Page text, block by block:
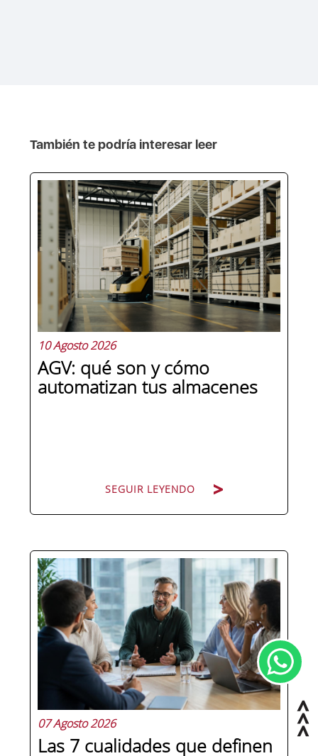
También te podría interesar leer
10 Agosto 2026
AGV: qué son y cómo
automatizan tus almacenes
SEGUIR LEYENDO
Los almacenes más eficientes del
mundo ya no dependen solo de
carretilleros y operarios para mover
mercancía de un punto a otro. Cada
vez más empresas confían esa tarea a
robots que se desplazan de forma
autónoma, sin conductor y sin pausa.
07 Agosto 2026
Las 7 cualidades que definen